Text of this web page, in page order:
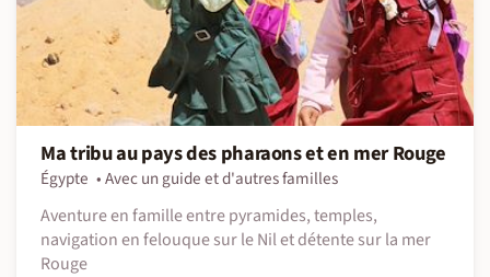
Ma tribu au pays des pharaons et en mer Rouge
Égypte
Avec un guide et d'autres familles
Aventure en famille entre pyramides, temples,
navigation en felouque sur le Nil et détente sur la mer
Rouge